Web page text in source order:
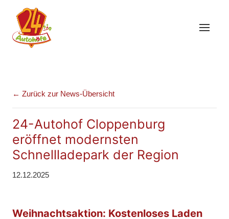
← Zurück zur News-Übersicht
24-Autohof Cloppenburg
eröffnet modernsten
Schnellladepark der Region
12.12.2025
Weihnachtsaktion: Kostenloses Laden